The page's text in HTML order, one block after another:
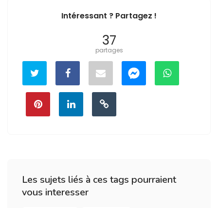
Intéressant ? Partagez !
37
partages
Les sujets liés à ces tags pourraient
vous interesser